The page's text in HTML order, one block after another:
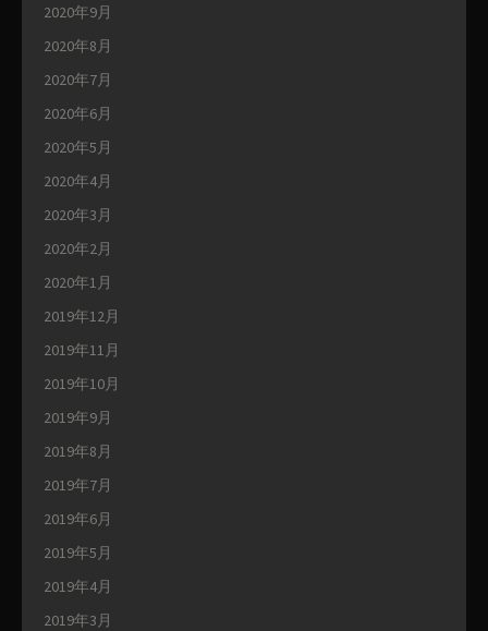
2020年9月
2020年8月
2020年7月
2020年6月
2020年5月
2020年4月
2020年3月
2020年2月
2020年1月
2019年12月
2019年11月
2019年10月
2019年9月
2019年8月
2019年7月
2019年6月
2019年5月
2019年4月
2019年3月